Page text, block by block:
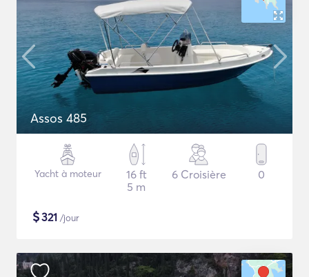
Assos 485
Yacht à moteur
16 ft
5 m
6 Croisière 0
$321 /jour